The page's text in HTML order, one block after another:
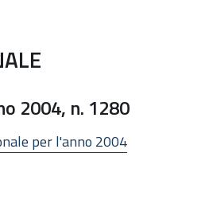
2004, n. 1280
per l'anno 2004